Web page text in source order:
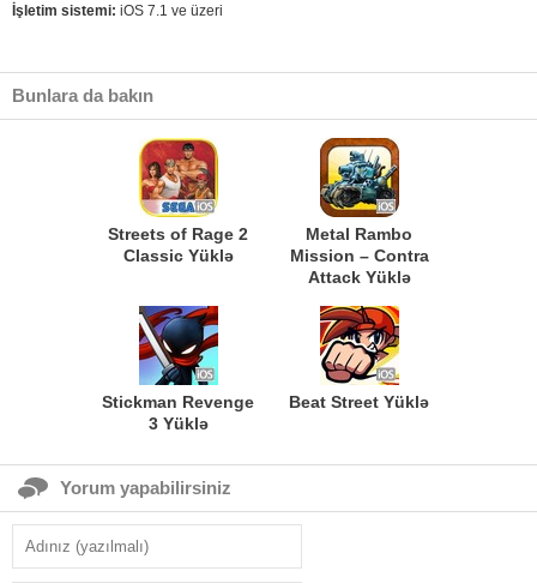
İşletim sistemi: iOS 7.1 ve üzeri
Bunlara da bakın
Streets of Rage 2
Classic Yüklə
Metal Rambo
Mission – Contra
Attack Yüklə
Stickman Revenge
3 Yüklə
Beat Street Yüklə
Yorum yapabilirsiniz